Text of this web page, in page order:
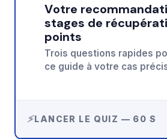
Votre recommandation sur
stages de
points
Trois questions rapides
ce guide à votre cas
LANCER LE QUIZ — 60 S